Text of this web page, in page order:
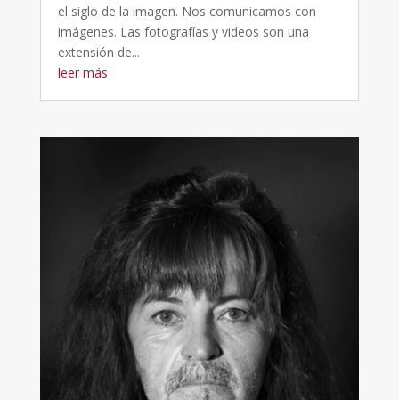
el siglo de la imagen. Nos comunicamos con
imágenes. Las fotografías y videos son una
extensión de...
leer más